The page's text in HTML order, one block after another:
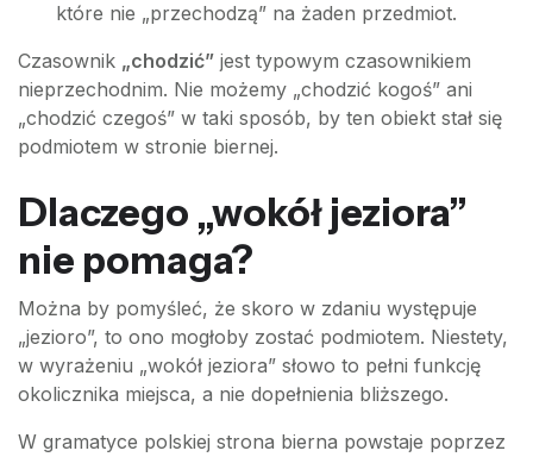
które nie „przechodzą” na żaden przedmiot.
Czasownik „chodzić” jest typowym czasownikiem
nieprzechodnim. Nie możemy „chodzić kogoś” ani
„chodzić czegoś” w taki sposób, by ten obiekt stał się
podmiotem w stronie biernej.
Dlaczego „wokół jeziora”
nie pomaga?
Można by pomyśleć, że skoro w zdaniu występuje
„jezioro”, to ono mogłoby zostać podmiotem. Niestety,
w wyrażeniu „wokół jeziora” słowo to pełni funkcję
okolicznika miejsca, a nie dopełnienia bliższego.
W gramatyce polskiej strona bierna powstaje poprzez